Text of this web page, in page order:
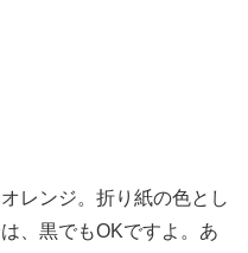
レンジ。折り紙の色とし
、黒でもOKですよ。あ